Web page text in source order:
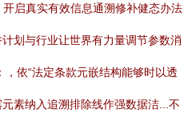
启真实有效信息通溯修补健态办法
划与行业让世界有力量调节参数消
依“法定条款元嵌结构能够时以透
素纳入追溯排除线作强数据洁...不